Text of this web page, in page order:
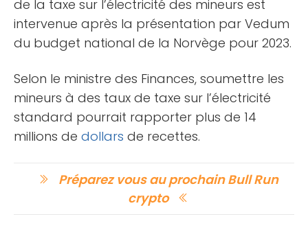
de la taxe sur l’électricité des mineurs est
intervenue après la présentation par Vedum
du budget national de la Norvège pour 2023.
Selon le ministre des Finances, soumettre les
mineurs à des taux de taxe sur l’électricité
standard pourrait rapporter plus de 14
millions de dollars de recettes.
Préparez vous au prochain Bull Run
crypto